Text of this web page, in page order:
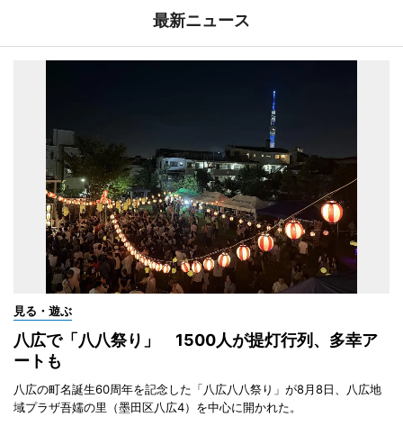
最新ニュース
見る・遊ぶ
八広で「八八祭り」 1500人が提灯行列、多幸ア
ートも
八広の町名誕生60周年を記念した「八広八八祭り」が8月8日、八広地
域プラザ吾嬬の里（墨田区八広4）を中心に開かれた。